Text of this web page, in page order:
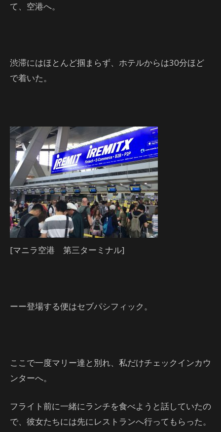
て、空港へ。
渋滞にはほとんど掴まらず、ホテルからは30分ほど
で着いた。
[マニラ空港 第三ターミナル]
ーー登場する便はセブパシフィック。
ここで一度マリー達と別れ、私だけチェックインカウ
ンターへ。
フライト前に一緒にランチを食べようと話していたの
で、彼女たちには先にレストランへ行ってもらった。